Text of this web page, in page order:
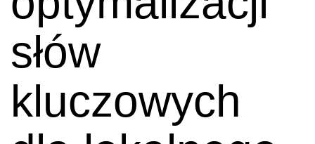
słów
kluczowych